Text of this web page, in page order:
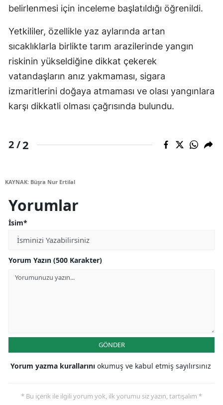
belirlenmesi için inceleme başlatıldığı öğrenildi.
Yetkililer, özellikle yaz aylarında artan
sıcaklıklarla birlikte tarım arazilerinde yangın
riskinin yükseldiğine dikkat çekerek
vatandaşların anız yakmaması, sigara
izmaritlerini doğaya atmaması ve olası yangınlara
karşı dikkatli olması çağrısında bulundu.
2 /2
KAYNAK: Büşra Nur Ertilal
Yorumlar
İsim*
Yorum Yazın (500 Karakter)
GÖNDER
Yorum yazma kurallarını okumuş ve kabul etmiş sayılırsınız
* Bu içerik ile ilgili yorum yok, ilk yorumu siz yazın, tartışalım *